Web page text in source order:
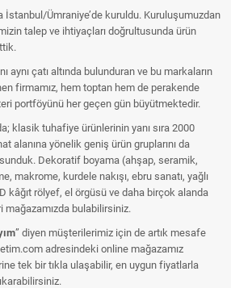
İstanbul/Ümraniye’de kuruldu. Kuruluşumuzdan
talep ve ihtiyaçları doğrultusunda ürün
aynı çatı altında bulunduran ve bu markaların
firmamız, hem toptan hem de perakende
portföyünü her geçen gün büyütmektedir.
klasik tuhafiye ürünlerinin yanı sıra 2000
alanına yönelik geniş ürün gruplarını da
Dekoratif boyama (ahşap, seramik,
makrome, kurdele nakışı, ebru sanatı, yağlı
kâğıt rölyef, el örgüsü ve daha birçok alanda
bulabilirsiniz.
” diyen müşterilerimiz için de artık mesafe
adresindeki online mağazamız
tek bir tıkla ulaşabilir, en uygun fiyatlarla